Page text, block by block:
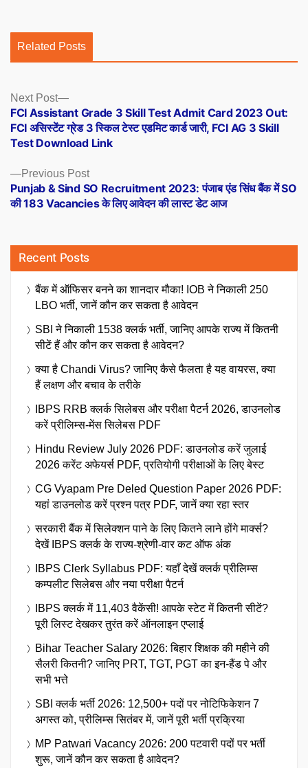
Related Posts
Posts
navigation
Previous PostPrevious
post:
Punjab & Sind SO Recruitment 2023: पंजाब एंड सिंध बैंक में SO
की 183 Vacancies के लिए आवेदन की लास्ट डेट आज
Next Post
Next
post:
FCI Assistant Grade 3 Skill Test Admit Card 2023 Out:
FCI असिस्टेंट ग्रेड 3 स्किल टेस्ट एडमिट कार्ड जारी, FCI AG 3 Skill
Test Download Link
Recent Posts
बैंक में ऑफिसर बनने का शानदार मौका! IOB ने निकाली 250
LBO भर्ती, जानें कौन कर सकता है आवेदन
SBI ने निकाली 1538 क्लर्क भर्ती, जानिए आपके राज्य में कितनी
सीटें हैं और कौन कर सकता है आवेदन?
क्या है Chandi Virus? जानिए कैसे फैलता है यह वायरस, क्या
हैं लक्षण और बचाव के तरीके
IBPS RRB क्लर्क सिलेबस और परीक्षा पैटर्न 2026, डाउनलोड
करें प्रीलिम्स-मेंस सिलेबस PDF
Hindu Review July 2026 PDF: डाउनलोड करें जुलाई
2026 करेंट अफेयर्स PDF, प्रतियोगी परीक्षाओं के लिए बेस्ट
CG Vyapam Pre Deled Question Paper 2026 PDF:
यहां डाउनलोड करें प्रश्न पत्र PDF, जानें क्या रहा स्तर
सरकारी बैंक में सिलेक्शन पाने के लिए कितने लाने होंगे मार्क्स?
देखें IBPS क्लर्क के राज्य-श्रेणी-वार कट ऑफ अंक
IBPS Clerk Syllabus PDF: यहाँ देखें क्लर्क प्रीलिम्स
कम्पलीट सिलेबस और नया परीक्षा पैटर्न
IBPS क्लर्क में 11,403 वैकेंसी! आपके स्टेट में कितनी सीटें?
पूरी लिस्ट देखकर तुरंत करें ऑनलाइन एप्लाई
Bihar Teacher Salary 2026: बिहार शिक्षक की महीने की
सैलरी कितनी? जानिए PRT, TGT, PGT का इन-हैंड पे और
सभी भत्ते
SBI क्लर्क भर्ती 2026: 12,500+ पदों पर नोटिफिकेशन 7
अगस्त को, प्रीलिम्स सितंबर में, जानें पूरी भर्ती प्रक्रिया
MP Patwari Vacancy 2026: 200 पटवारी पदों पर भर्ती
शुरू, जानें कौन कर सकता है आवेदन?